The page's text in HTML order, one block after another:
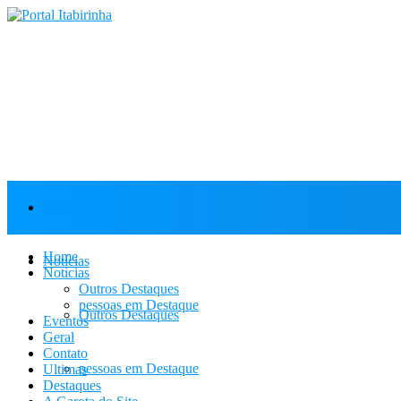
Notícias
Outros Destaques
pessoas em Destaque
Home
Notícias
Outros Destaques
pessoas em Destaque
Eventos
Geral
Contato
Ultimas
Destaques